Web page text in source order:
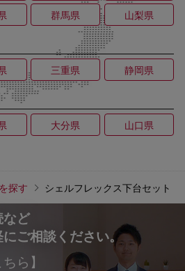
群馬県 山梨県
三重県 静岡県
大分県 山口県
探す シェルフレックス下台セット
ど
ご相談ください。
ら】